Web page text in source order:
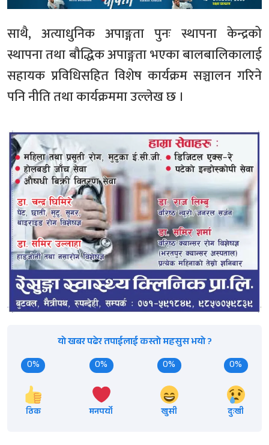
साथै, अत्याधुनिक अपाङ्गता पुनः स्थापना केन्द्रको
स्थापना तथा बौद्धिक अपाङ्गता भएका बालबालिकालाई
सहायक प्रविधिसहित विशेष कार्यक्रम सञ्चालन गरिने
पनि नीति तथा कार्यक्रममा उल्लेख छ ।
यो खबर पढेर तपाईलाई कस्तो महसुस भयो ?
0%
ठिक
0%
मनपर्यो
0%
खुसी
0%
दुःखी